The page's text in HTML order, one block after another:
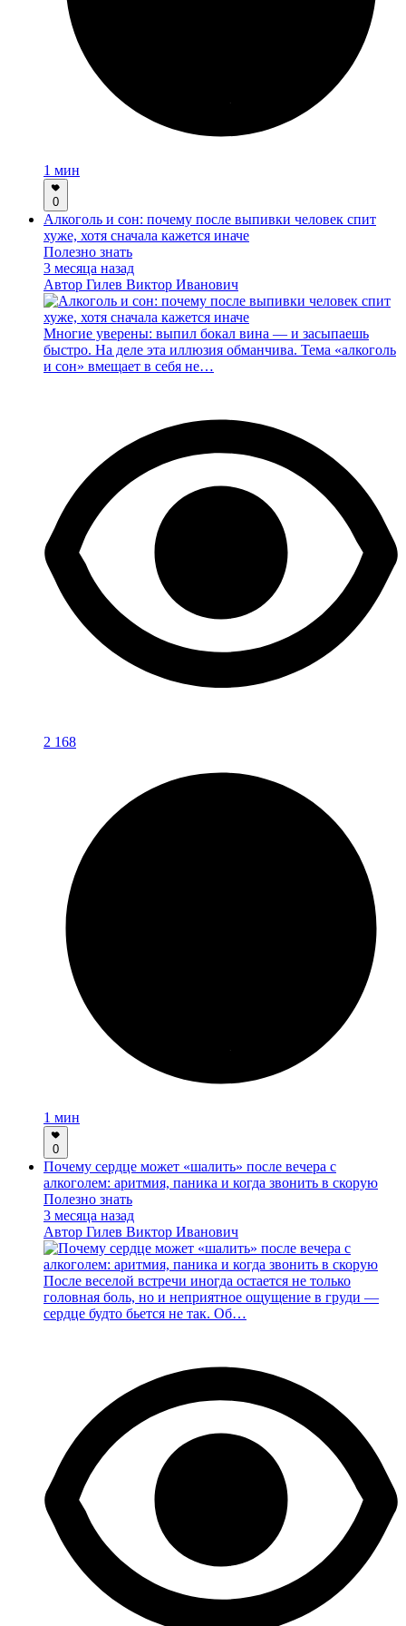
1 мин
0
Алкоголь и сон: почему после выпивки человек спит
хуже, хотя сначала кажется иначе
Полезно знать
3 месяца назад
Автор Гилев Виктор Иванович
Многие уверены: выпил бокал вина — и засыпаешь
быстро. На деле эта иллюзия обманчива. Тема «алкоголь
и сон» вмещает в себя не…
2 168
1 мин
0
Почему сердце может «шалить» после вечера с
алкоголем: аритмия, паника и когда звонить в скорую
Полезно знать
3 месяца назад
Автор Гилев Виктор Иванович
После веселой встречи иногда остается не только
головная боль, но и неприятное ощущение в груди —
сердце будто бьется не так. Об…